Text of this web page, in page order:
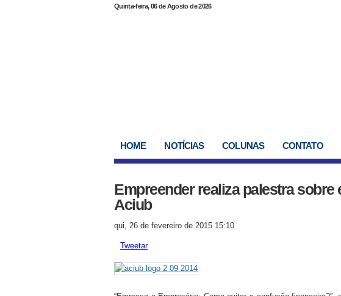
Quinta-feira, 06 de Agosto de 2026
HOME NOTÍCIAS COLUNAS CONTATO
Empreender realiza palestra sobre
Aciub
qui, 26 de fevereiro de 2015 15:10
Tweetar